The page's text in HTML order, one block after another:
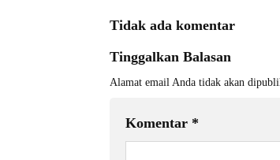
Tidak ada komentar
Tinggalkan Balasan
Alamat email Anda tidak akan
Komentar *